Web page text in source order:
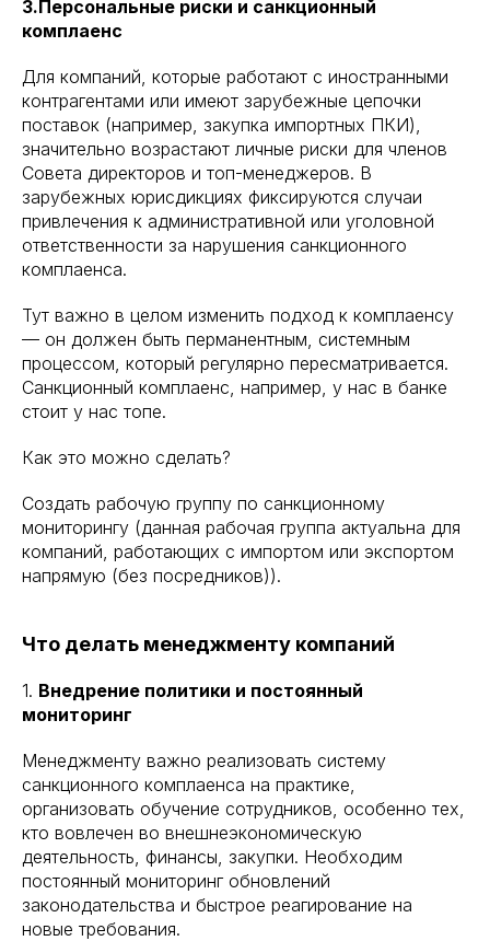
3.Персональные риски и санкционный
комплаенс
Для компаний, которые работают с иностранными
контрагентами или имеют зарубежные цепочки
поставок (например, закупка импортных ПКИ),
значительно возрастают личные риски для членов
Совета директоров и топ-менеджеров. В
зарубежных юрисдикциях фиксируются случаи
привлечения к административной или уголовной
ответственности за нарушения санкционного
комплаенса.
Тут важно в целом изменить подход к комплаенсу
— он должен быть перманентным, системным
процессом, который регулярно пересматривается.
Санкционный комплаенс, например, у нас в банке
стоит у нас топе.
Как это можно сделать?
Создать рабочую группу по санкционному
мониторингу (данная рабочая группа актуальна для
компаний, работающих с импортом или экспортом
напрямую (без посредников)).
Что делать менеджменту компаний
1. Внедрение политики и постоянный
мониторинг
Менеджменту важно реализовать систему
санкционного комплаенса на практике,
организовать обучение сотрудников, особенно тех,
кто вовлечен во внешнеэкономическую
деятельность, финансы, закупки. Необходим
постоянный мониторинг обновлений
законодательства и быстрое реагирование на
новые требования.